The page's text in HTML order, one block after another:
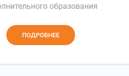
образования
ПОДРОБНЕЕ